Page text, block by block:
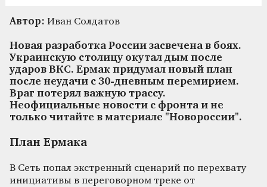
Автор: Иван Солдатов
Новая разработка России засвечена в боях.
Украинскую столицу окутал дым после
ударов ВКС. Ермак придумал новый план
после неудачи с 30-дневным перемирием.
Враг потерял важную трассу.
Неофициальные новости с фронта и не
только читайте в материале "Новороссии".
План Ермака
В Сеть попал экстренный сценарий по перехвату
инициативы в переговорном треке от